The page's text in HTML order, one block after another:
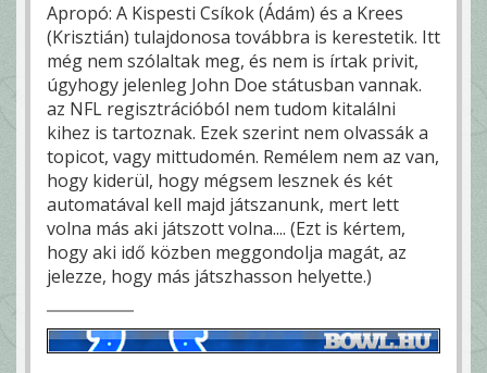
Apropó: A Kispesti Csíkok (Ádám) és a Krees
(Krisztián) tulajdonosa továbbra is kerestetik. Itt
még nem szólaltak meg, és nem is írtak privit,
úgyhogy jelenleg John Doe státusban vannak.
az NFL regisztrációból nem tudom kitalálni
kihez is tartoznak. Ezek szerint nem olvassák a
topicot, vagy mittudomén. Remélem nem az van,
hogy kiderül, hogy mégsem lesznek és két
automatával kell majd játszanunk, mert lett
volna más aki játszott volna.... (Ezt is kértem,
hogy aki idő közben meggondolja magát, az
jelezze, hogy más játszhasson helyette.)